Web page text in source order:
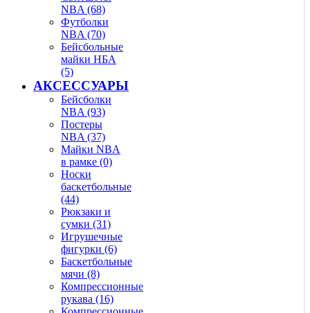
NBA (68)
Футболки
NBA (70)
Бейсбольные
майки НБА
(5)
АКСЕССУАРЫ
Бейсболки
NBA (93)
Постеры
NBA (37)
Майки NBA
в рамке (0)
Носки
баскетбольные
(44)
Рюкзаки и
сумки (31)
Игрушечные
фигурки (6)
Баскетбольные
мячи (8)
Компрессионные
рукава (16)